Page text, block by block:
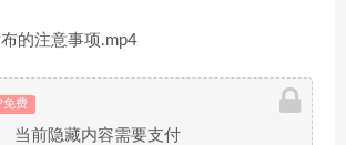
的注意事项.mp4
免费
当前隐藏内容需要支付